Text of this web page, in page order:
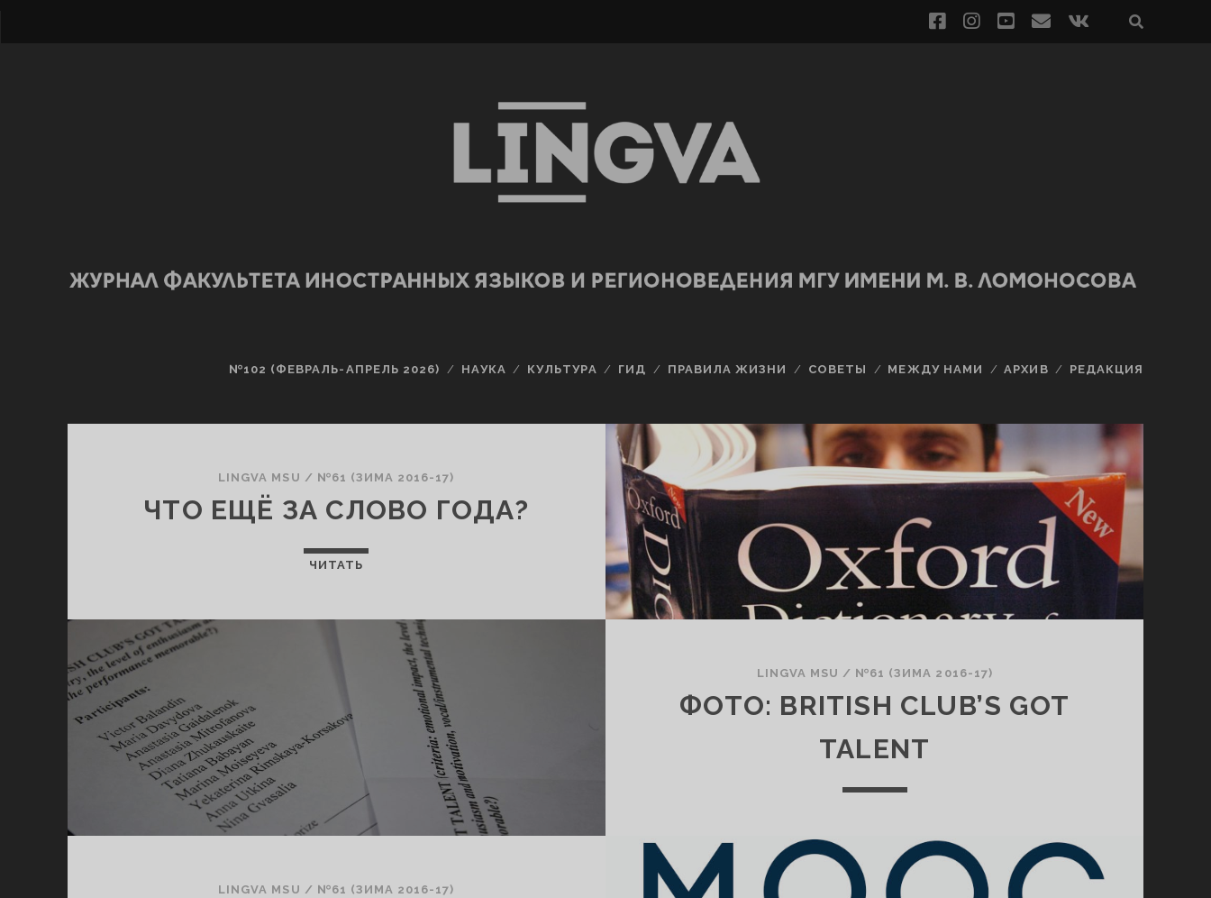
№102 (ФЕВРАЛЬ-АПРЕЛЬ 2026) НАУКА КУЛЬТУРА ГИД ПРАВИЛА ЖИЗНИ СОВЕТЫ МЕЖДУ НАМИ АРХИВ РЕДАКЦИЯ
LINGVA MSU / №61 (ЗИМА 2016-17)
ЧТО ЕЩЁ ЗА СЛОВО ГОДА?
ЧИТАТЬ
LINGVA MSU / №61 (ЗИМА 2016-17)
ФОТО: BRITISH CLUB’S GOT
TALENT
LINGVA MSU / №61 (ЗИМА 2016-17)